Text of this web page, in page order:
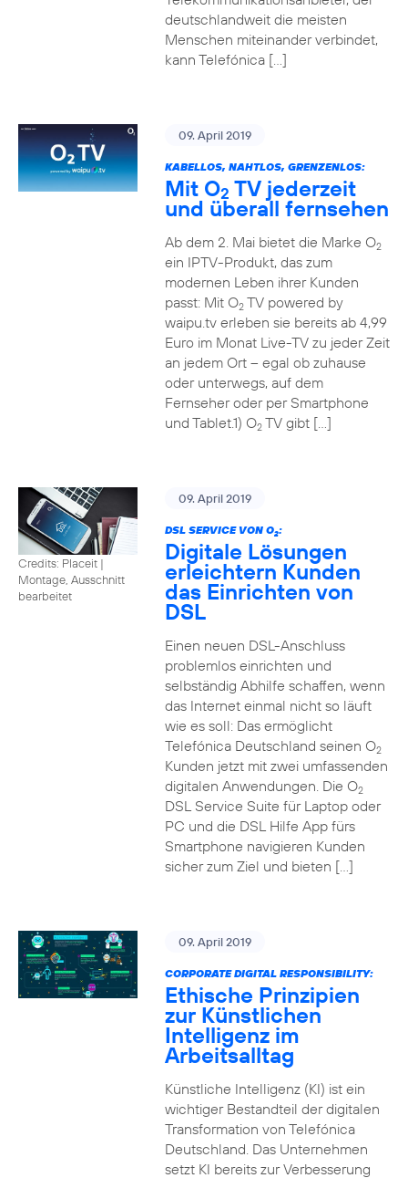
deutschlandweit die meisten
Menschen miteinander verbindet,
kann Telefónica […]
09. April 2019
KABELLOS, NAHTLOS, GRENZENLOS:
Mit O2 TV jederzeit
und überall fernsehen
Ab dem 2. Mai bietet die Marke O2
ein IPTV-Produkt, das zum
modernen Leben ihrer Kunden
passt: Mit O2TV powered by
waipu.tv erleben sie bereits ab 4,99
Euro im Monat Live-TV zu jeder Zeit
an jedem Ort – egal ob zuhause
oder unterwegs, auf dem
Fernseher oder per Smartphone
und Tablet.1) O2TV gibt […]
Credits: Placeit |
Montage, Ausschnitt
bearbeitet
09. April 2019
DSL SERVICE VON O2:
Digitale Lösungen
erleichtern Kunden
das Einrichten von
DSL
Einen neuen DSL-Anschluss
problemlos einrichten und
selbständig Abhilfe schaffen, wenn
das Internet einmal nicht so läuft
wie es soll: Das ermöglicht
Telefónica Deutschland seinen O2
Kunden jetzt mit zwei umfassenden
digitalen Anwendungen. Die O2
DSL Service Suite für Laptop oder
PC und die DSL Hilfe App fürs
Smartphone navigieren Kunden
sicher zum Ziel und bieten […]
09. April 2019
CORPORATE DIGITAL RESPONSIBILITY:
Ethische Prinzipien
zur Künstlichen
Intelligenz im
Arbeitsalltag
Künstliche Intelligenz (KI) ist ein
wichtiger Bestandteil der digitalen
Transformation von Telefónica
Deutschland. Das Unternehmen
setzt KI bereits zur Verbesserung